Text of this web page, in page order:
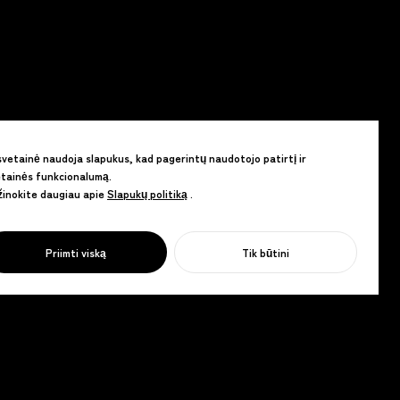
naudoja slapukus, kad pagerintų naudotojo patirtį ir
funkcionalumą.
daugiau apieSlapukų politiką
Slapukų politiką .
Priimti viską Tik būtini